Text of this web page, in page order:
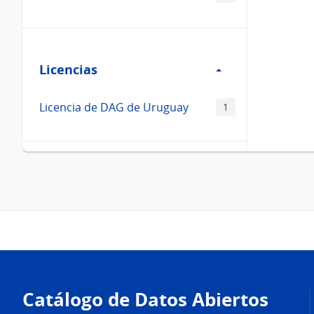
Licencias
Licencias
Licencia de DAG de Uruguay 1
Catálogo de Datos Abiertos